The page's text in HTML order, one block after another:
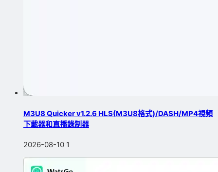
M3U8 Quicker v1.2.6 HLS(M3U8格式)/DASH/MP4視頻
下載器和直播錄制器
2026-08-10 1